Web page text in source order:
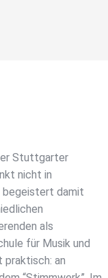
Stuttgarter
nicht in
begeistert damit
als
für Musik und
praktisch: an